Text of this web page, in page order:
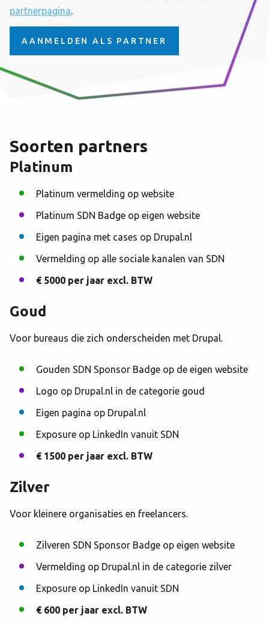
partnerpagina.
AANMELDEN ALS PARTNER
Soorten partners
Platinum
Platinum vermelding op website
Platinum SDN Badge op eigen website
Eigen pagina met cases op Drupal.nl
Vermelding op alle sociale kanalen van SDN
€ 5000 per jaar excl. BTW
Goud
Voor bureaus die zich onderscheiden met Drupal.
Gouden SDN Sponsor Badge op de eigen website
Logo op Drupal.nl in de categorie goud
Eigen pagina op Drupal.nl
Exposure op LinkedIn vanuit SDN
€ 1500 per jaar excl. BTW
Zilver
Voor kleinere organisaties en freelancers.
Zilveren SDN Sponsor Badge op eigen website
Vermelding op Drupal.nl in de categorie zilver
Exposure op LinkedIn vanuit SDN
€ 600 per jaar excl. BTW